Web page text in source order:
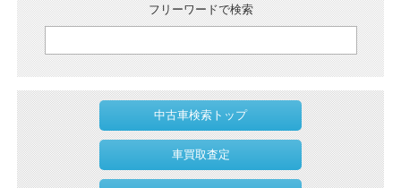
フリーワードで検索
中古車検索トップ
車買取査定